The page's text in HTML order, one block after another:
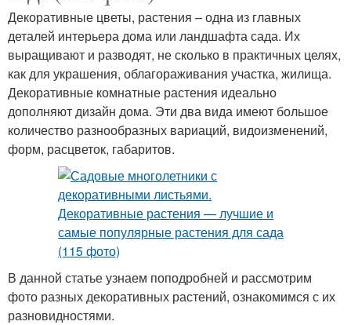
Декоративные цветы, растения – одна из главных
деталей интерьера дома или ландшафта сада. Их
выращивают и разводят, не сколько в практичных целях,
как для украшения, облагораживания участка, жилища.
Декоративные комнатные растения идеально
дополняют дизайн дома. Эти два вида имеют большое
количество разнообразных вариаций, видоизменений,
форм, расцветок, габаритов.
В данной статье узнаем поподробней и рассмотрим
фото разных декоративных растений, ознакомимся с их
разновидностями.